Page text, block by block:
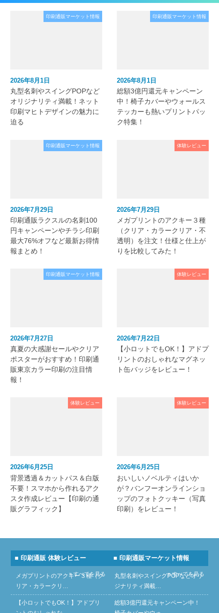
印刷通販マーケット情報
2026年8月1日
丸型名刺やスイングPOPなど
オリジナリティ満載！ネット
印刷マヒトデザインの魅力に
迫る
印刷通販マーケット情報
2026年8月1日
総額3億円還元キャンペーン
中！椅子カバーやウォールス
テッカーも熱いプリントパッ
ク特集！
印刷通販マーケット情報
2026年7月29日
印刷通販ラクスルの名刺100
円キャンペーンやチラシ印刷
最大76%オフなど最新お得情
報まとめ！
体験レビュー
2026年7月29日
メガプリントのアクキー３種
（クリア・カラークリア・不
透明）を注文！仕様と仕上が
りを比較してみた！
印刷通販マーケット情報
2026年7月27日
真夏の大感謝セールやクリア
ポスターがおすすめ！印刷通
販東京カラー印刷の注目情
報！
体験レビュー
2026年7月22日
【小ロットでもOK！】アドプ
リントのおしゃれなマグネッ
ト缶バッジをレビュー！
体験レビュー
2026年6月25日
背景透過＆カットパス＆白版
不要！スマホから作れるアク
スタ作成レビュー【印刷の通
販グラフィック】
体験レビュー
2026年6月25日
おいしいノベルティはいか
が？バンフーオンラインショ
ップのフォトクッキー（写真
印刷）をレビュー！
■ 印刷通販 体験レビュー
» すべてを見る
メガプリントのアクキー３種（ク
リア・カラークリ…
【小ロットでもOK！】アドプリ
■ 印刷通販マーケット情報
» すべてを見る
丸型名刺やスイングPOPなどオリ
ジナリティ満載…
総額3億円還元キャンペーン中！